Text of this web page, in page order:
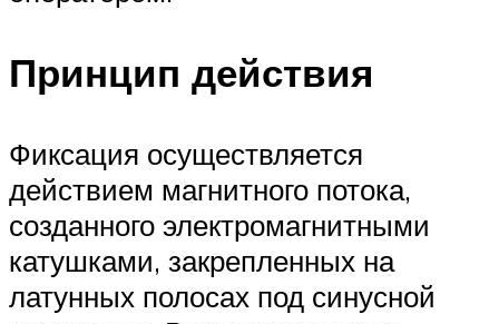
Принцип действия
Фиксация осуществляется
действием магнитного потока,
созданного электромагнитными
катушками, закрепленных на
латунных полосах под синусной